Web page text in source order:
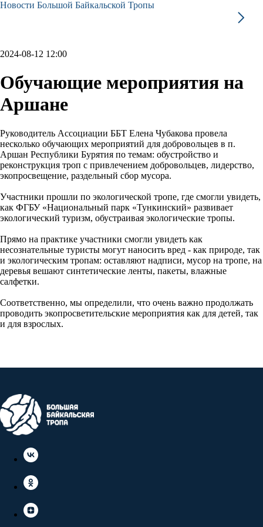
Новости Большой Байкальской Тропы
2024-08-12 12:00
Обучающие мероприятия на
Аршане
Руководитель Ассоциации ББТ Елена Чубакова провела
несколько обучающих мероприятий для добровольцев в п.
Аршан Республики Бурятия по темам: обустройство и
реконструкция троп с привлечением добровольцев, лидерство,
экопросвещение, раздельный сбор мусора.
Участники прошли по экологической тропе, где смогли увидеть,
как ФГБУ «Национальный парк «Тункинский» развивает
экологический туризм, обустраивая экологические тропы.
Прямо на практике участники смогли увидеть как
несознательные туристы могут наносить вред - как природе, так
и экологическим тропам: оставляют надписи, мусор на тропе, на
деревья вешают синтетические ленты, пакеты, влажные
салфетки.
Соответственно, мы определили, что очень важно продолжать
проводить экопросветительские мероприятия как для детей, так
и для взрослых.